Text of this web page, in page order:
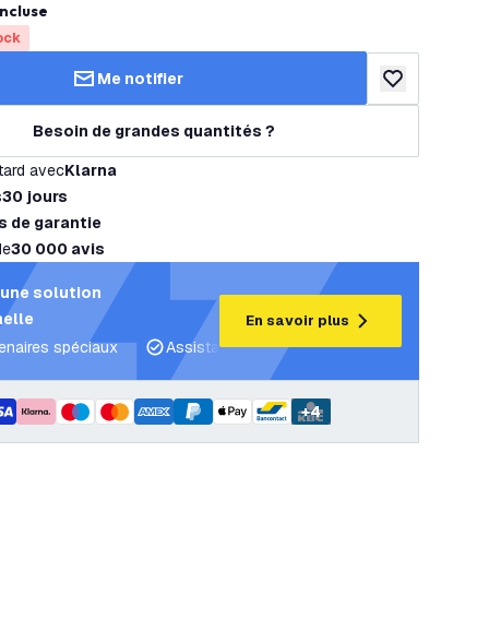
Me notifier ajouter à la
Besoin de grandes quantités ?
avecKlarna
30 jours
de garantie
30 000 avis
solution
spéciaux
Assistance projet et plans d’éclairage
En savoir plus
+4